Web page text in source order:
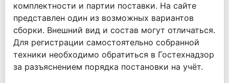
комплектности и партии поставки. На сайте
представлен один из возможных вариантов
сборки. Внешний вид и состав могут отличаться.
Для регистрации самостоятельно собранной
техники необходимо обратиться в Гостехнадзор
за разъяснением порядка постановки на учёт.